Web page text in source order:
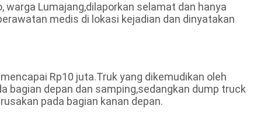
Lumajang,dilaporkan selamat dan hanya
medis di lokasi kejadian dan dinyatakan
Rp10 juta.Truk yang dikemudikan oleh
bagian depan dan samping,sedangkan dump truck
pada bagian kanan depan.